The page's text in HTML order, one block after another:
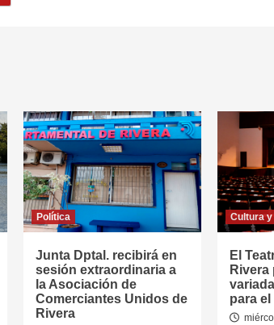
Política
Junta Dptal. recibirá en
sesión extraordinaria a
la Asociación de
Comerciantes Unidos de
Rivera
Cultura
El
Rivera
para